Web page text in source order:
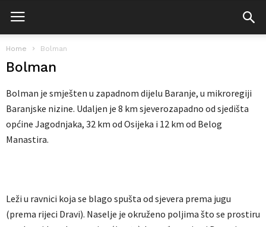
Home Bolman
Bolman
Bolman je smješten u zapadnom dijelu Baranje, u mikroregiji
Baranjske nizine. Udaljen je 8 km sjeverozapadno od sjedišta
općine Jagodnjaka, 32 km od Osijeka i 12 km od Belog
Manastira.
Leži u ravnici koja se blago spušta od sjevera prema jugu
(prema rijeci Dravi). Naselje je okruženo poljima što se prostiru